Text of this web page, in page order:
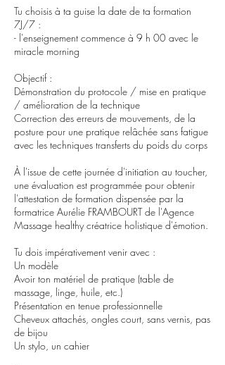
Tu choisis à ta guise la date de ta formation
7J/7 :
- l'enseignement commence à 9 h 00 avec le
miracle morning
Objectif :
Démonstration du protocole / mise en pratique
/ amélioration de la technique
Correction des erreurs de mouvements, de la
posture pour une pratique relâchée sans fatigue
avec les techniques transferts du poids du corps
À l'issue de cette journée d'initiation au toucher,
une évaluation est programmée pour obtenir
l'attestation de formation dispensée par la
formatrice Aurélie FRAMBOURT de l'Agence
Massage healthy créatrice holistique d'émotion.
Tu dois impérativement venir avec :
Un modèle
Avoir ton matériel de pratique (table de
massage, linge, huile, etc.)
Présentation en tenue professionnelle
Cheveux attachés, ongles court, sans vernis, pas
de bijou
Un stylo, un cahier